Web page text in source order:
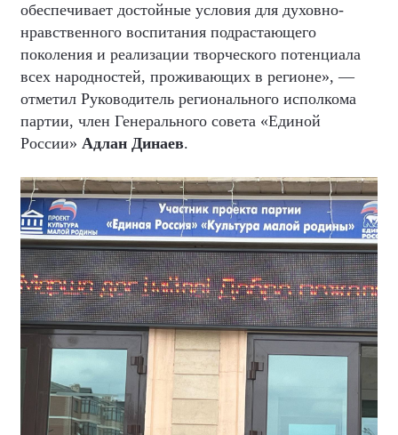
обеспечивает достойные условия для духовно-
нравственного воспитания подрастающего
поколения и реализации творческого потенциала
всех народностей, проживающих в регионе», —
отметил Руководитель регионального исполкома
партии, член Генерального совета «Единой
России» Адлан Динаев.